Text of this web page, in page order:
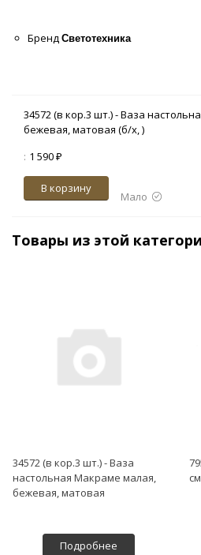
Бренд Светотехника
34572 (в кор.3 шт.) - Ваза
бежевая, матовая (б/х, )
: 1 590 ₽
В корзину
Мало
Товары из этой
34572 (в кор.3 шт.) - Ваза
настольная Макраме малая,
бежевая, матовая
Подробнее
см